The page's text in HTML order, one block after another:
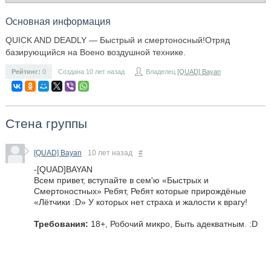
Основная информация
QUICK AND DEADLY — Быстрый и смертоносный!Отряд
базирующийся на Воено воздушной технике.
Рейтинг: 0 Создана 10 лет назад Владелец [QUAD] Bayan
Стена группы
[QUAD] Bayan 10 лет назад #
-[QUAD]BAYAN
Всем привет, вступайте в сем'ю «Быстрых и
Смертоностных» Ребят, Ребят которые прирождёные
«Лётчики :D» У которых нет страха и жалости к врагу!
Требования: 18+, Робочий микро, Быть адекватным. :D